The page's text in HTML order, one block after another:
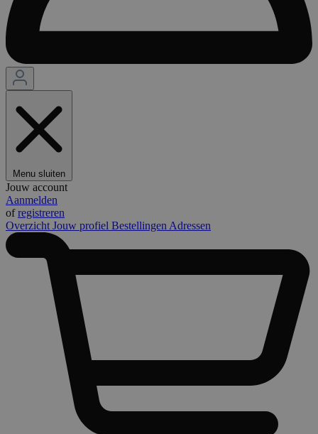
Menu sluiten
Jouw account
Aanmelden
ofregistreren
Overzicht Jouw profiel Bestellingen Adressen